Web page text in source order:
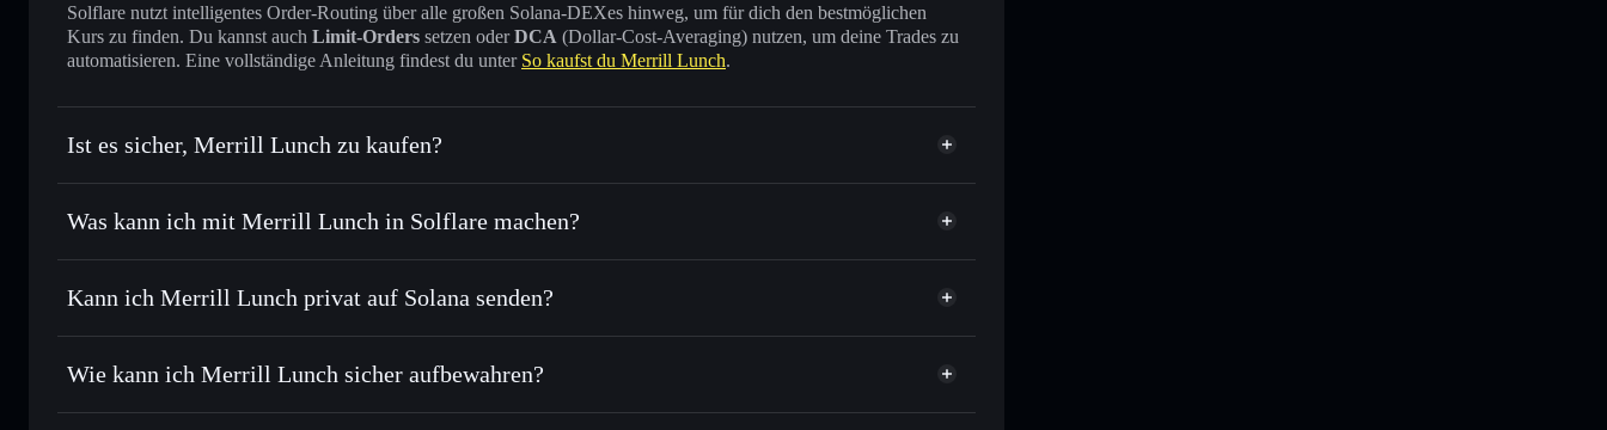
Solflare nutzt intelligentes Order-Routing über alle großen Solana-DEXes hinweg, um für dich den bestmöglichen
Kurs zu finden. Du kannst auch Limit-Orders setzen oderDCA (Dollar-Cost-Averaging) nutzen, um deine Trades zu
automatisieren. Eine vollständige Anleitung findest du unter So kaufst du Merrill Lunch.
Ist es sicher, Merrill Lunch zu kaufen?
Merrill Lunch nicht verifiziert
Was kann ich mit Merrill Lunch in Solflare machen?
Merrill Lunch
Solflare-Wallet
Sofort tauschen– handle LUNCHMONEY gegen SOL, USDC oder Tausende anderer Solana-Tokens mit
Durchschnittskosteneffekt nutzen– Schritt für Schritt per Durchschnittskosteneffekt in LUNCHMONEY
einsteigen
Kann ich Merrill Lunch privat auf Solana senden?
Privacy Aggregator
Wie kann ich Merrill Lunch sicher aufbewahren?
Merrill Lunch nicht verwahrenden Wallet Solflare